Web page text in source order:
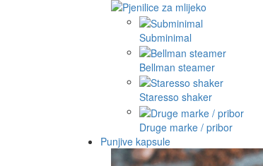
Subminimal
Bellman steamer
Staresso shaker
Druge marke / pribor
Punjive kapsule